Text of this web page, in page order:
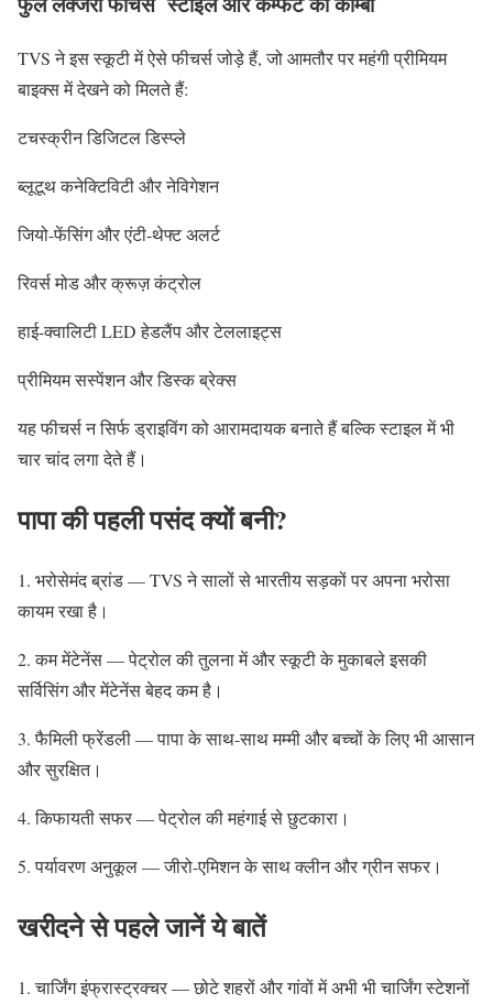
TVS ने इस स्कूटी में ऐसे फीचर्स जोड़े हैं, जो आमतौर पर महंगी प्रीमियम
बाइक्स में देखने को मिलते हैं:
टचस्क्रीन डिजिटल डिस्प्ले
ब्लूटूथ कनेक्टिविटी और नेविगेशन
जियो-फेंसिंग और एंटी-थेफ्ट अलर्ट
रिवर्स मोड और क्रूज़ कंट्रोल
हाई-क्वालिटी LED हेडलैंप और टेललाइट्स
प्रीमियम सस्पेंशन और डिस्क ब्रेक्स
यह फीचर्स न सिर्फ ड्राइविंग को आरामदायक बनाते हैं बल्कि स्टाइल में भी
चार चांद लगा देते हैं।
पापा की पहली पसंद क्यों बनी?
1. भरोसेमंद ब्रांड — TVS ने सालों से भारतीय सड़कों पर अपना भरोसा
कायम रखा है।
2. कम मेंटेनेंस — पेट्रोल की तुलना में और स्कूटी के मुकाबले इसकी
सर्विसिंग और मेंटेनेंस बेहद कम है।
3. फैमिली फ्रेंडली — पापा के साथ-साथ मम्मी और बच्चों के लिए भी आसान
और सुरक्षित।
4. किफायती सफर — पेट्रोल की महंगाई से छुटकारा।
5. पर्यावरण अनुकूल — जीरो-एमिशन के साथ क्लीन और ग्रीन सफर।
खरीदने से पहले जानें ये बातें
1. चार्जिंग इंफ्रास्ट्रक्चर — छोटे शहरों और गांवों में अभी भी चार्जिंग स्टेशनों